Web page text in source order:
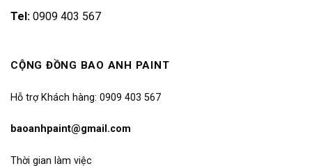
Tel: 0909 403 567
CỘNG ĐỒNG BAO ANH PAINT
Hỗ trợ Khách hàng: 0909 403 567
baoanhpaint@gmail.com
Thời gian làm việc